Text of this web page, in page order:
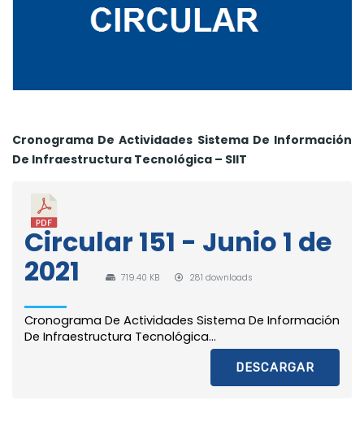
Cronograma De Actividades Sistema De Información
De Infraestructura Tecnológica – SIIT
Circular 151 - Junio 1 de
2021
719.40 KB 281 downloads
Cronograma De Actividades Sistema De Información
De Infraestructura Tecnológica...
DESCARGAR